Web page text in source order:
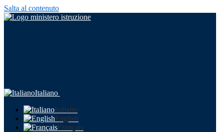
Salta al contenuto
Italiano
Italiano
English
Français